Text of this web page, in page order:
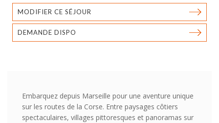
MODIFIER CE SÉJOUR
DEMANDE DISPO
Embarquez depuis Marseille pour une aventure unique
sur les routes de la Corse. Entre paysages côtiers
spectaculaires, villages pittoresques et panoramas sur